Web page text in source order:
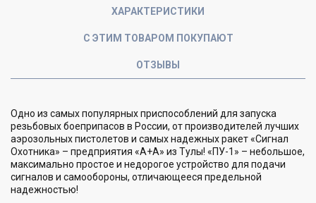
ХАРАКТЕРИСТИКИ
С ЭТИМ ТОВАРОМ ПОКУПАЮТ
ОТЗЫВЫ
Одно из самых популярных приспособлений для запуска
резьбовых боеприпасов в России, от производителей лучших
аэрозольных пистолетов и самых надежных ракет «Сигнал
Охотника» – предприятия «А+А» из Тулы! «ПУ-1» – небольшое,
максимально простое и недорогое устройство для подачи
сигналов и самообороны, отличающееся предельной
надежностью!